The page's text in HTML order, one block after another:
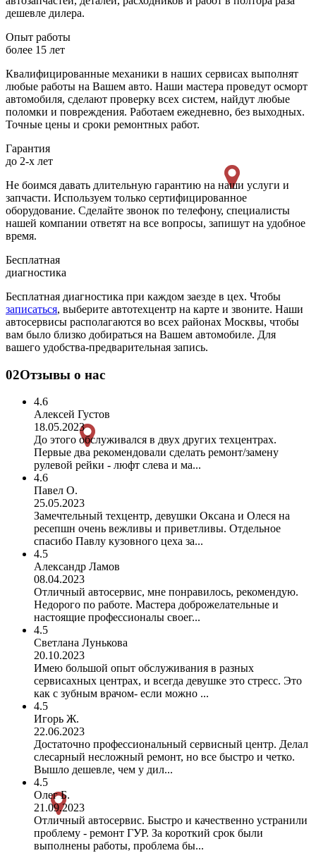
дешевле дилера.
Опыт работы
более 15 лет
Квалифицированные механики в наших сервисах выполнят
любые работы на Вашем авто. Наши мастера проведут осморт
автомобиля, сделают проверку всех систем, найдут любые
поломки и повреждения. Работаем ежедневно, без выходных.
Точные цены и сроки ремонтных работ.
Гарантия
до 2-х лет
Не боимся давать длительную гарантию на наши услуги и
запчасти. Используем только сертифицированное
оборудование. Сделайте звонок по телефону, специалисты
нашей компании ответят на все вопросы, запишут на удобное
время.
Бесплатная
диагностика
Бесплатная диагностика при каждом заезде в цех. Чтобы
записаться, выберите автотехцентр на карте и звоните. Наши
автосервисы располагаются во всех районах Москвы, чтобы
вам было близко добираться на Вашем автомобиле. Для
вашего удобства-предварительная запись.
02Отзывы о нас
4.6
Алексей Густов
18.05.2023
До этого обслуживался в двух других техцентрах.
Первые два рекомендовали сделать ремонт/замену
рулевой рейки - люфт слева и ма...
4.6
Павел О.
25.05.2023
Замечтельный техцентр, девушки Оксана и Олеся на
ресепшн очень вежливы и приветливы. Отдельное
спасибо Павлу кузовного цеха за...
4.5
Александр Ламов
08.04.2023
Отличный автосервис, мне понравилось, рекомендую.
Недорого по работе. Мастера доброжелательные и
настоящие профессионалы своег...
4.5
Светлана Лунькова
20.10.2023
Имею большой опыт обслуживания в разных
сервисахных центрах, и всегда девушке это стресс. Это
как с зубным врачом- если можно ...
4.5
Игорь Ж.
22.06.2023
Достаточно профессиональный сервисный центр. Делал
слесарный несложный ремонт, но все быстро и четко.
Вышло дешевле, чем у дил...
4.5
Олег Б.
21.09.2023
Отличный автосервис. Быстро и качественно устранили
проблему - ремонт ГУР. За короткий срок были
выполнены работы, проблема бы...